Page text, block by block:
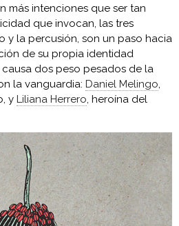
más intenciones que ser tan
que invocan, las tres
y la percusión, son un paso hacia
de su propia identidad
dos peso pesados de la
la vanguardia: Daniel Melingo,
y Liliana Herrero, heroína del